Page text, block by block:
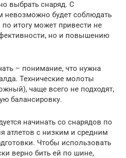
выбрать снаряд. С
будет соблюдать
по итогу может привести не
но и повышению
– понимание, что нужна
Технические молоты
чаще всего не подходят,
балансировку.
начинать со снарядов по
атлетов с низким и средним
Чтобы использовать
верно бить ей по шине,